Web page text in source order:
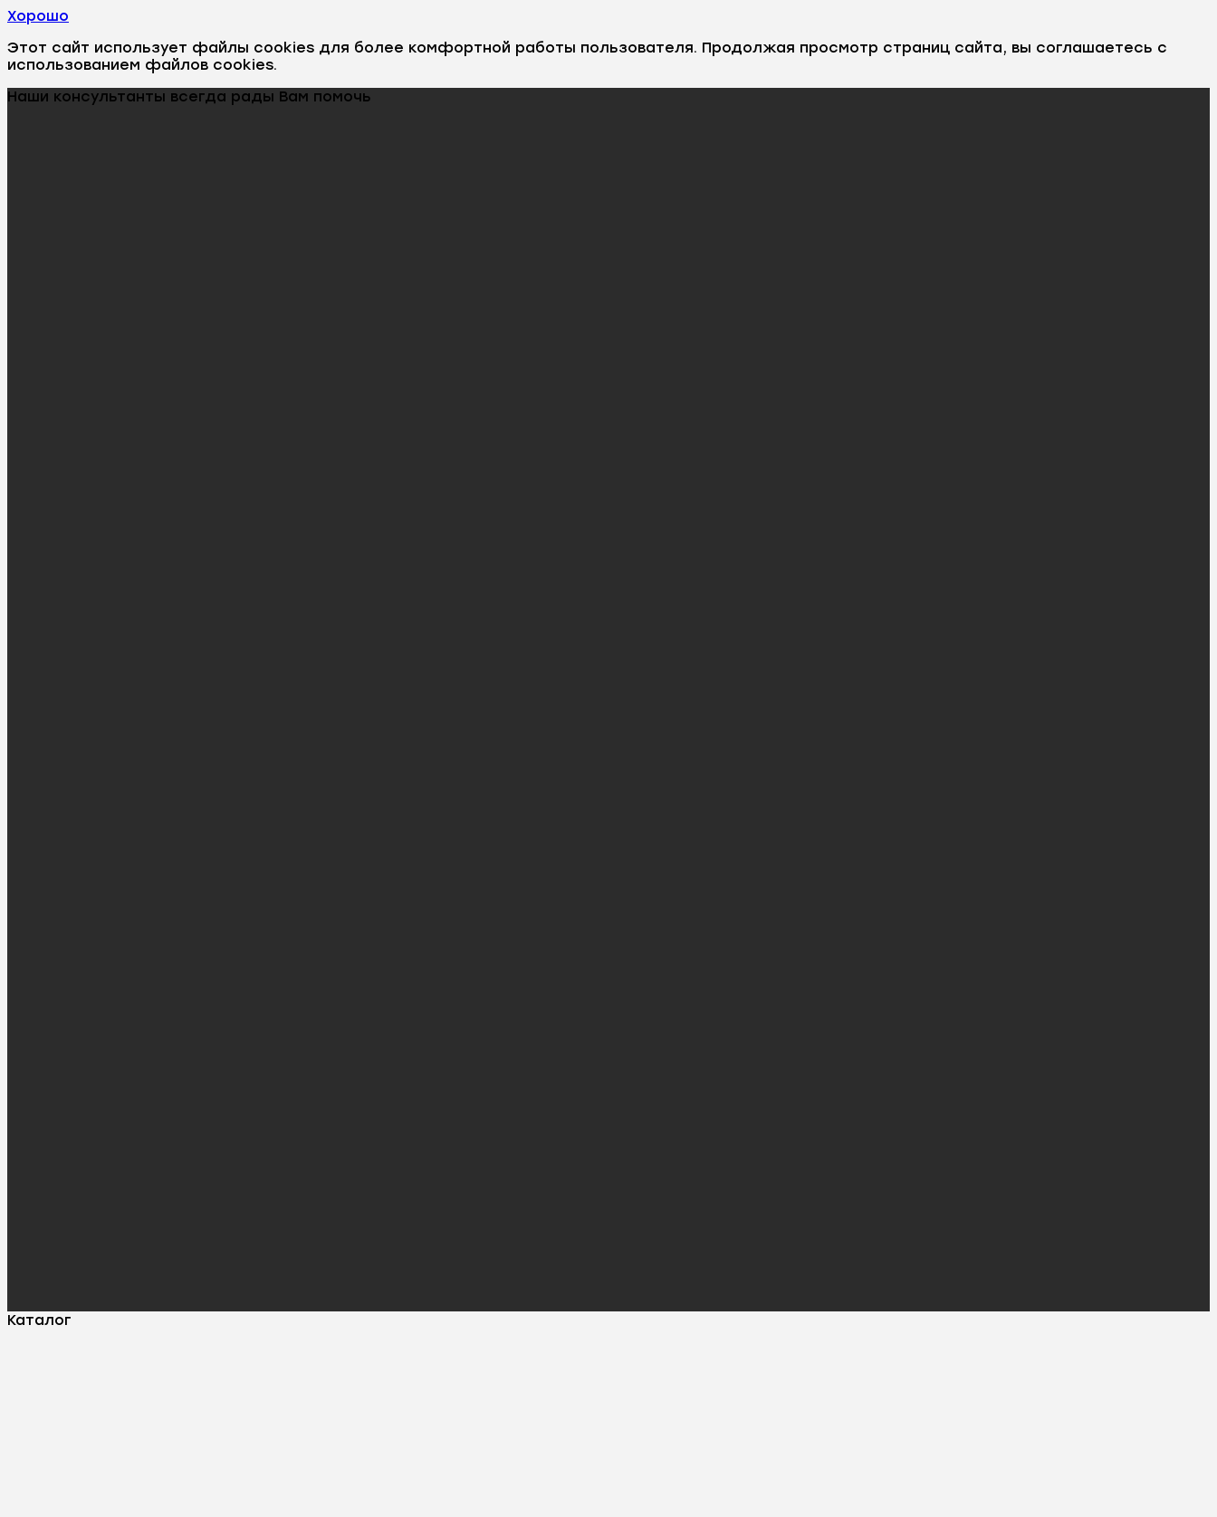
Хорошо
Этот сайт использует файлы cookies для более комфортной работы пользователя. Продолжая просмотр страниц сайта, вы соглашаетесь с
использованием файлов cookies.
Наши консультанты всегда рады Вам помочь
Каталог